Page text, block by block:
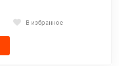
В избранное